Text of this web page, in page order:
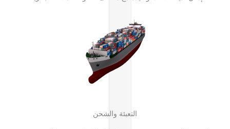
التعبئة والشحن